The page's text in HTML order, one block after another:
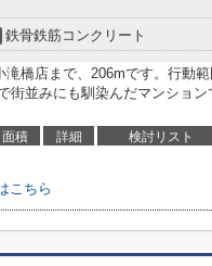
鉄骨鉄筋コンクリート
橋店まで、206mです。行動範
街並みにも馴染んだマンション
面積 詳細 検討リスト
こちら